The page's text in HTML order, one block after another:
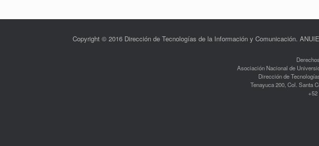
Copyright © 2016 Dirección de Tecnologías de la Información y Comunicación.
Asociación Nacional de
Dirección de
Tenayuca 200, Col. Santa